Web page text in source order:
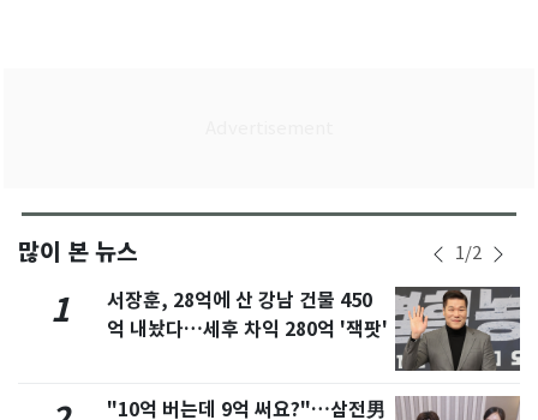
많이 본 뉴스 1/2
1
서장훈, 28억에 산 강남 건물 450
억 내놨다…세후 차익 280억 '잭팟'
"10억 버는데 9억 써요?"…삼전男